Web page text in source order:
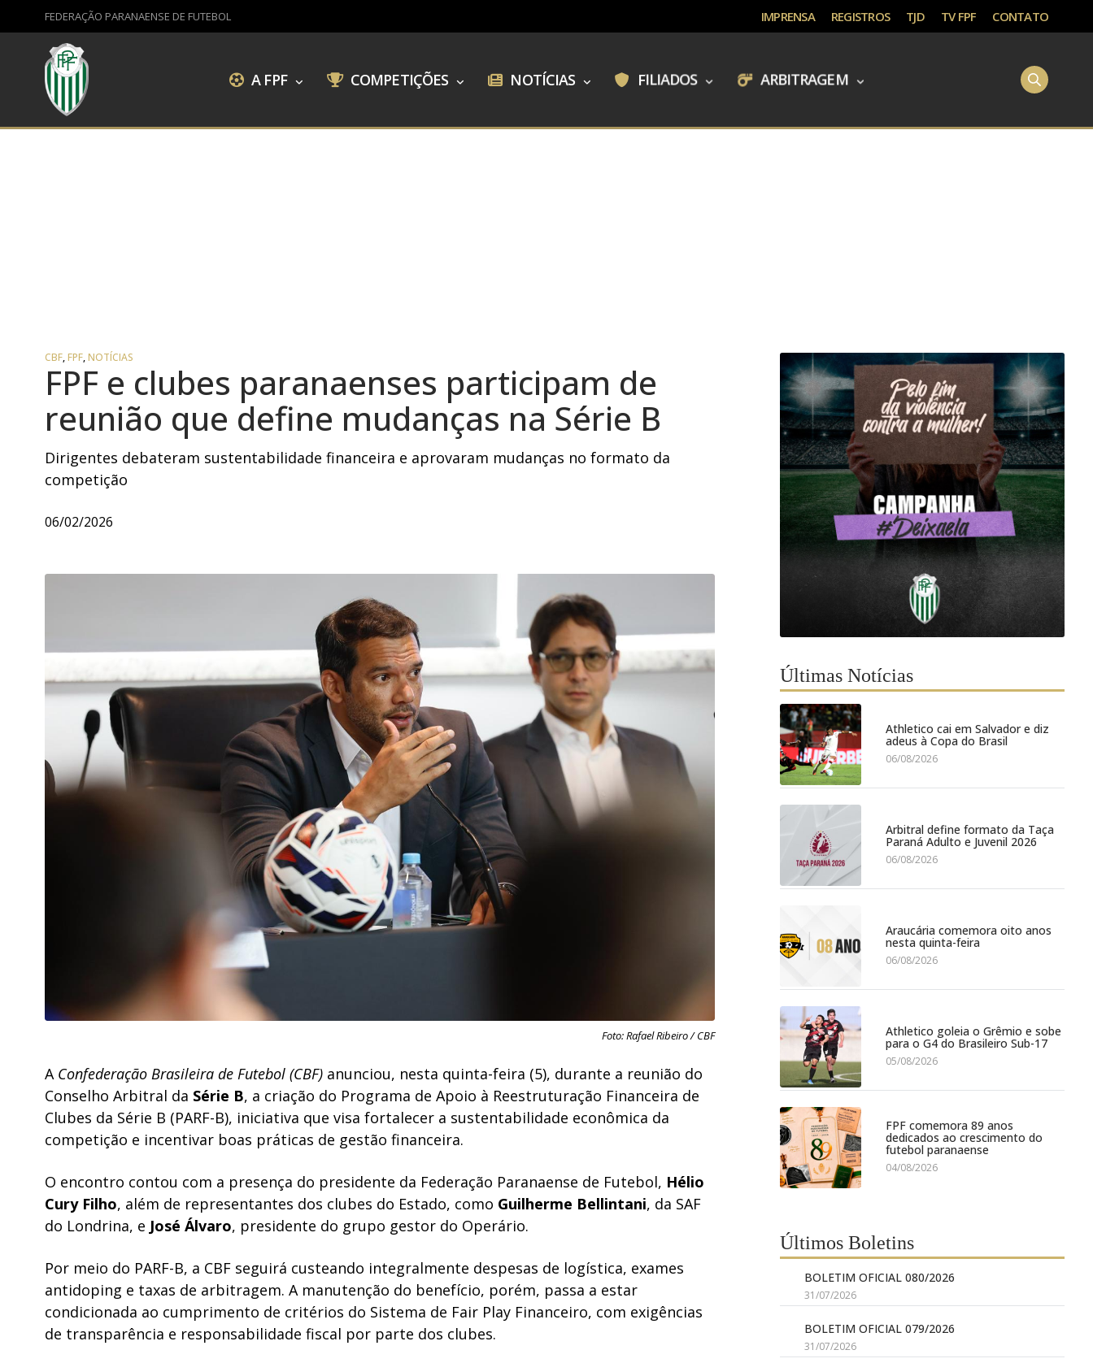
FEDERAÇÃO PARANAENSE DE FUTEBOL IMPRENSA REGISTROS TJD TV FPF CONTATO
A FPF COMPETIÇÕES NOTÍCIAS FILIADOS ARBITRAGEM
CBF,FPF,NOTÍCIAS
FPF e clubes paranaenses participam de
reunião que define mudanças na Série B
Dirigentes debateram sustentabilidade financeira e aprovaram mudanças no formato da
competição
06/02/2026
Foto: Rafael Ribeiro / CBF
AConfederação Brasileira de Futebol (CBF) anunciou, nesta quinta-feira (5), durante a reunião do
Conselho Arbitral da Série B, a criação do Programa de Apoio à Reestruturação Financeira de
Clubes da Série B (PARF-B), iniciativa que visa fortalecer a sustentabilidade econômica da
competição e incentivar boas práticas de gestão financeira.
O encontro contou com a presença do presidente da Federação Paranaense de Futebol, Hélio
Cury Filho, além de representantes dos clubes do Estado, como Guilherme Bellintani, da SAF
do Londrina, e José Álvaro, presidente do grupo gestor do Operário.
Por meio do PARF-B, a CBF seguirá custeando integralmente despesas de logística, exames
antidoping e taxas de arbitragem. A manutenção do benefício, porém, passa a estar
condicionada ao cumprimento de critérios do Sistema de Fair Play Financeiro, com exigências
de transparência e responsabilidade fiscal por parte dos clubes.
Últimas Notícias
Athletico cai em Salvador e diz
adeus à Copa do Brasil
06/08/2026
Arbitral define formato da Taça
Paraná Adulto e Juvenil 2026
06/08/2026
Araucária comemora oito anos
nesta quinta-feira
06/08/2026
Athletico goleia o Grêmio e sobe
para o G4 do Brasileiro Sub-17
05/08/2026
FPF comemora 89 anos
dedicados ao crescimento do
futebol paranaense
04/08/2026
Últimos Boletins
BOLETIM OFICIAL 080/2026
31/07/2026
BOLETIM OFICIAL 079/2026
31/07/2026